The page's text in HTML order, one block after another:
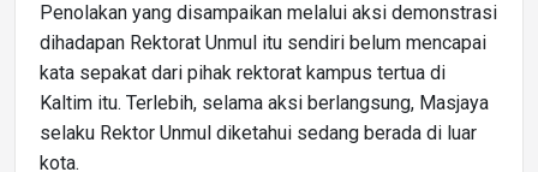
Penolakan yang disampaikan melalui aksi demonstrasi
dihadapan Rektorat Unmul itu sendiri belum mencapai
kata sepakat dari pihak rektorat kampus tertua di
Kaltim itu. Terlebih, selama aksi berlangsung, Masjaya
selaku Rektor Unmul diketahui sedang berada di luar
kota.